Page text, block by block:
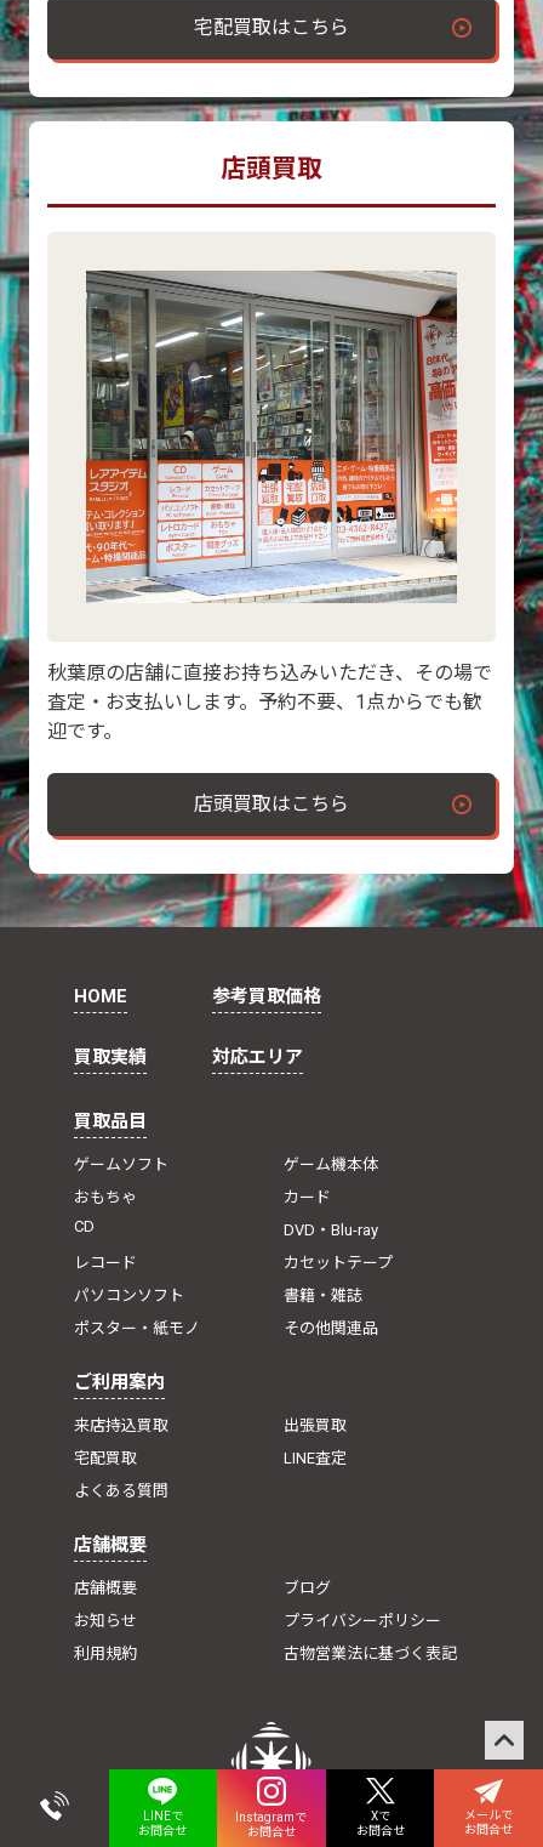
宅配買取はこちら
店頭買取
秋葉原の店舗に直接お持ち込みいただき、その場で
査定・お支払いします。予約不要、1点からでも歓
迎です。
店頭買取はこちら
HOME 参考買取価格
買取実績 対応エリア
買取品目
ゲームソフト
ゲーム機本体
おもちゃ
カード
CD
DVD・Blu-ray
レコード
カセットテープ
パソコンソフト
書籍・雑誌
ポスター・紙モノ
その他関連品
ご利用案内
来店持込買取
出張買取
宅配買取
LINE査定
よくある質問
店舗概要
店舗概要
ブログ
お知らせ
プライバシーポリシー
利用規約
古物営業法に基づく表記
LINEで
お問合せ
Instagramで
お問合せ
Xで
お問合せ
メールで
お問合せ